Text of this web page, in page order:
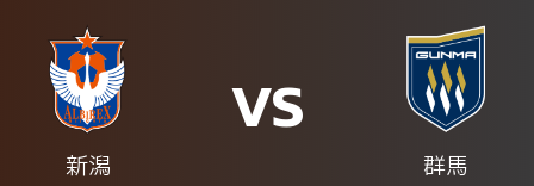
新潟
VS
群馬